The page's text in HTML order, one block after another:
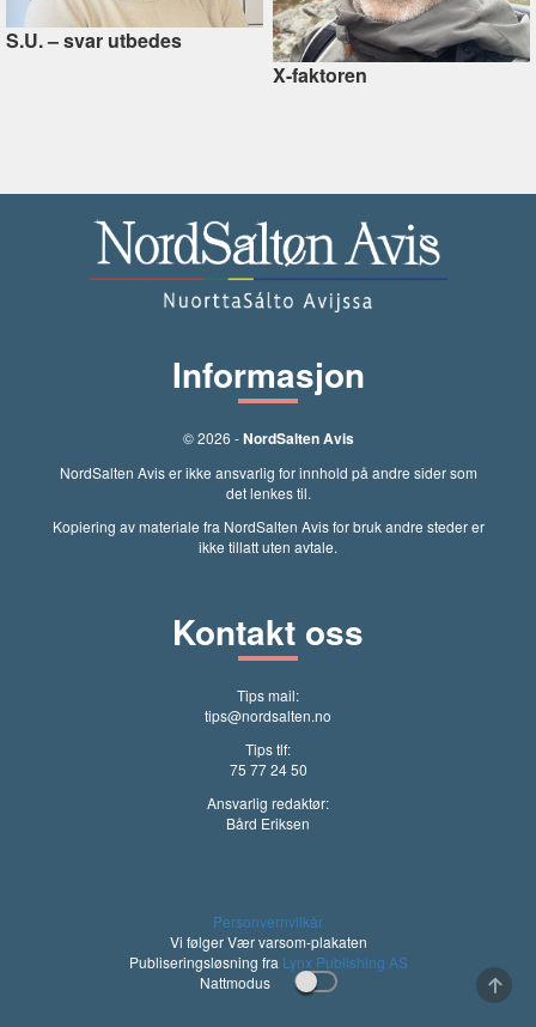
S.U. –⁠ svar utbedes
X-faktoren
Informasjon
© 2026 -NordSalten Avis
NordSalten Avis er ikke ansvarlig for innhold på andre sider som
det lenkes til.
Kopiering av materiale fra NordSalten Avis for bruk andre steder er
ikke tillatt uten avtale.
Kontakt oss
Tips mail:
tips@nordsalten.no
Tips tlf:
75 77 24 50
Ansvarlig redaktør:
Bård Eriksen
Personvernvilkår
Vi følger Vær varsom-plakaten
Publiseringsløsning fra Lynx Publishing AS
Nattmodus